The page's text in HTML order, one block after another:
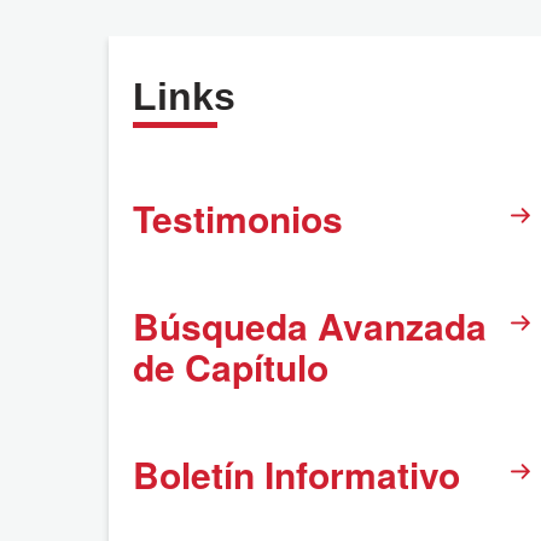
Links
Testimonios
Búsqueda Avanzada
de Capítulo
Boletín Informativo